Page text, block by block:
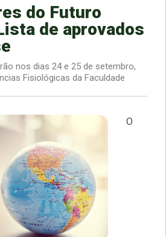
do Futuro
de aprovados
nos dias 24 e 25 de setembro,
Fisiológicas da Faculdade
O